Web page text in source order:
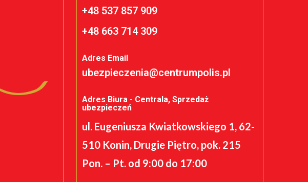
+48 537 857 909
+48 663 714 309
Adres Email
ubezpieczenia@centrumpolis.pl
Adres Biura - Centrala, Sprzedaż
ubezpieczeń
ul. Eugeniusza Kwiatkowskiego 1, 62-
510 Konin, Drugie Piętro, pok. 215
Pon. – Pt. od 9:00 do 17:00